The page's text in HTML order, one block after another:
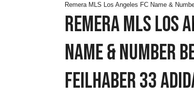
Remera MLS Los Angeles FC Name &
Remera MLS Los
Name & Number
Feilhaber 33